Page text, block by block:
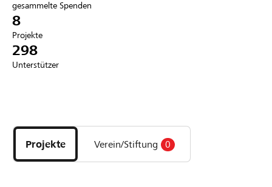
Anmelden
DE FR IT
gesammelte Spenden
8
Projekte
298
Unterstützer
Projekte
und
Organisationen
Projekte Verein/Stiftung 0